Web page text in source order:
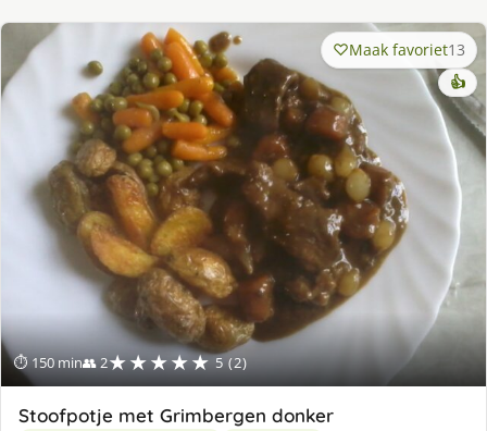
⏱ 150 min👥 2★★★★★ 5 (2)
Maak favoriet13
👍
Stoofpotje met Grimbergen donker